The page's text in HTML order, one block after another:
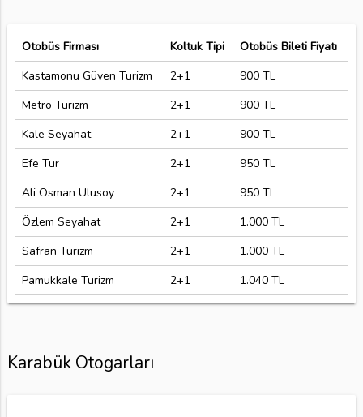
Otobüs Firması Koltuk Tipi
Otobüs Bileti Fiyatı
Kastamonu Güven Turizm
2+1
900 TL
Metro Turizm
2+1
900 TL
Kale Seyahat
2+1
900 TL
Efe Tur
2+1
950 TL
Ali Osman Ulusoy
2+1
950 TL
Özlem Seyahat
2+1
1.000 TL
Safran Turizm
2+1
1.000 TL
Pamukkale Turizm
2+1 1.040 TL
Karabük Otogarları